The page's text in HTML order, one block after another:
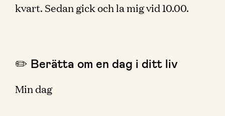
kvart. Sedan gick och la mig vid 10.00.
✏️ Berätta om en dag i ditt liv
Min dag